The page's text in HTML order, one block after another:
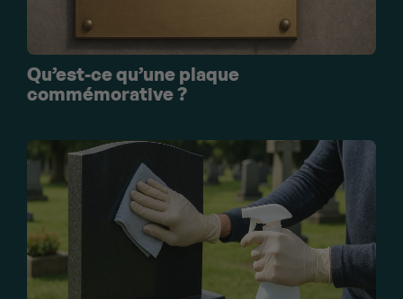
Qu’est-ce qu’une plaque
commémorative ?